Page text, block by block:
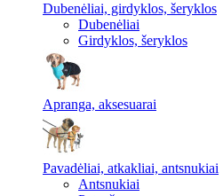
Dubenėliai, girdyklos, šeryklos
Dubenėliai
Girdyklos, šeryklos
Apranga, aksesuarai
Pavadėliai, atkakliai, antsnukiai
Antsnukiai